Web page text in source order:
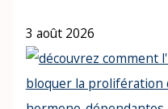
3 août 2026